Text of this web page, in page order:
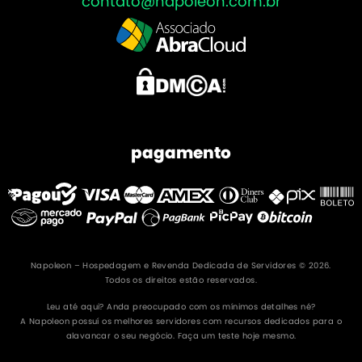
pagamento
Napoleon – Hospedagem e Revenda Dedicada de Servidores © 2026.
Todos os direitos estão reservados.
Leu até aqui? Anda preocupado com os mínimos detalhes né?
A Napoleon possuí os melhores servidores com recursos dedicados para o
alavancar o seu negócio. Faça um teste hoje mesmo.